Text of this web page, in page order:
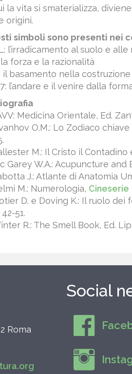
la vita si smaterializza,
origini.
simboli sono presenti nei
l’irradicamento al suolo e
la forza e la razionalità
il basamento nella costruzione
l’andare e il venire dalla
Medicina Orientale, Ed.
O.M.: Lo Zodiaco
M.: Il Cristo il Contadino
Garey W.A.: Acupuncture and
J.: Atlante di Anatomia
M.: Numerologia, Cineserie
D. e Doving K.: Il ruolo
51.
R.: The Smell Book, Ed.
Roma
Social